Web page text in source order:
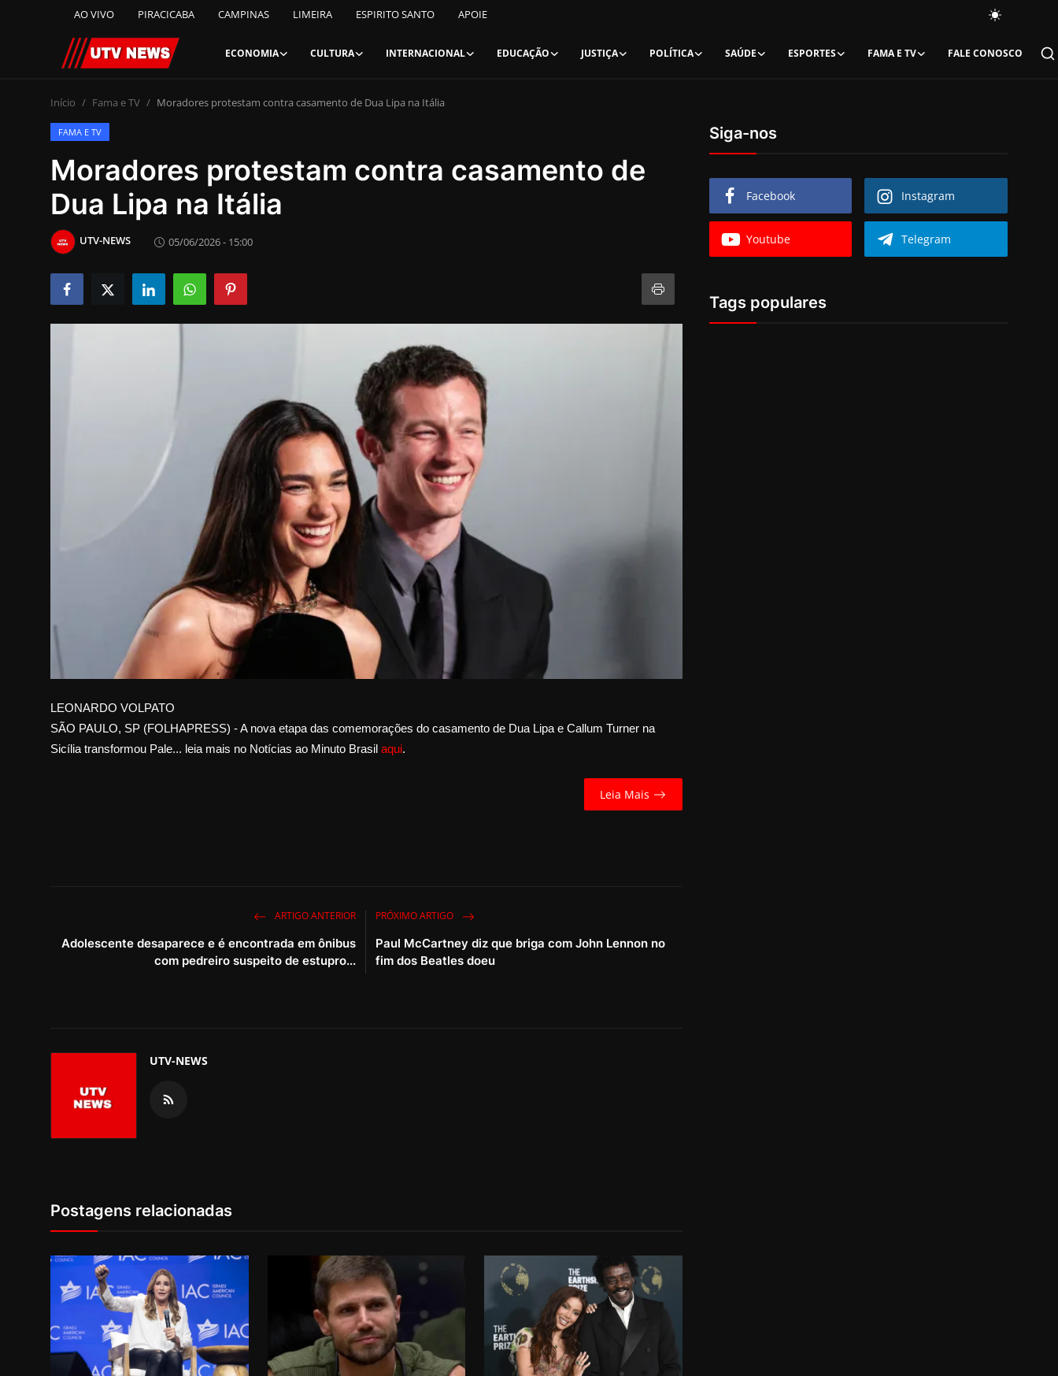
AO VIVO PIRACICABA CAMPINAS LIMEIRA ESPIRITO SANTO APOIE
ECONOMIA CULTURA INTERNACIONAL EDUCAÇÃO JUSTIÇA POLÍTICA SAÚDE ESPORTES FAMA E TV FALE CONOSCO
AO VIVO
PIRACICABA
CAMPINAS
LIMEIRA
ESPIRITO SANTO
Economia
FALE CONOSCO
Início Fama e TV Moradores protestam contra casamento de Dua Lipa na Itália
FAMA E TV
Moradores protestam contra casamento de
Dua Lipa na Itália
UTV-NEWS 05/06/2026 - 15:00
LEONARDO VOLPATO
SÃO PAULO, SP (FOLHAPRESS) - A nova etapa das comemorações do casamento de Dua Lipa e Callum Turner na
Sicília transformou Pale... leia mais no Notícias ao Minuto Brasil aqui.
Leia Mais
ARTIGO ANTERIOR
Adolescente desaparece e é encontrada em ônibus
com pedreiro suspeito de estupro...
PRÓXIMO ARTIGO
Paul McCartney diz que briga com John Lennon no
fim dos Beatles doeu
UTV-NEWS
Postagens relacionadas
Siga-nos
Facebook Instagram
Youtube Telegram
Tags populares